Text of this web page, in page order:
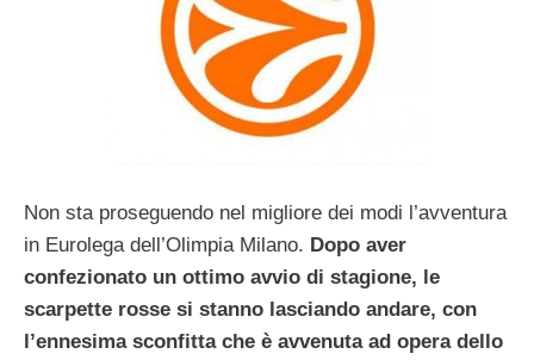
Non sta proseguendo nel migliore dei modi l’avventura
in Eurolega dell’Olimpia Milano. Dopo aver
confezionato un ottimo avvio di stagione, le
scarpette rosse si stanno lasciando andare, con
l’ennesima sconfitta che è avvenuta ad opera dello